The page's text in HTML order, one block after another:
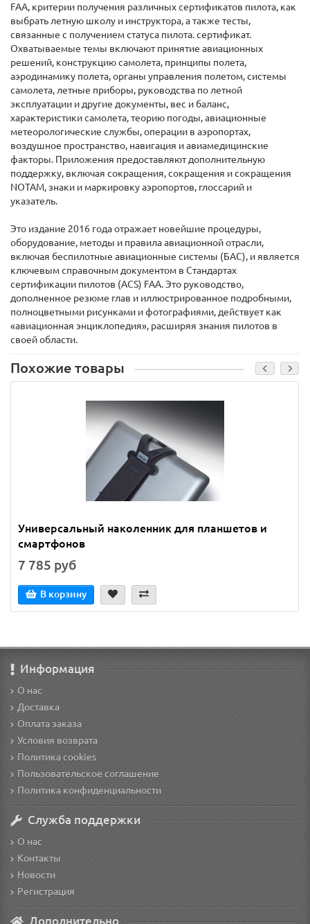
FAA, критерии получения различных сертификатов пилота, как
выбрать летную школу и инструктора, а также тесты,
связанные с получением статуса пилота. сертификат.
Охватываемые темы включают принятие авиационных
решений, конструкцию самолета, принципы полета,
аэродинамику полета, органы управления полетом, системы
самолета, летные приборы, руководства по летной
эксплуатации и другие документы, вес и баланс,
характеристики самолета, теорию погоды, авиационные
метеорологические службы, операции в аэропортах,
воздушное пространство, навигация и авиамедицинские
факторы. Приложения предоставляют дополнительную
поддержку, включая сокращения, сокращения и сокращения
NOTAM, знаки и маркировку аэропортов, глоссарий и
указатель.
Это издание 2016 года отражает новейшие процедуры,
оборудование, методы и правила авиационной отрасли,
включая беспилотные авиационные системы (БАС), и является
ключевым справочным документом в Стандартах
сертификации пилотов (ACS) FAA. Это руководство,
дополненное резюме глав и иллюстрированное подробными,
полноцветными рисунками и фотографиями, действует как
«авиационная энциклопедия», расширяя знания пилотов в
своей области.
Похожие товары
Универсальный наколенник для планшетов и
смартфонов
7 785 руб
В корзину
Информация
О нас
Доставка
Оплата заказа
Условия возврата
Политика cookies
Пользовательское соглашение
Политика конфиденциальности
Служба поддержки
О нас
Контакты
Новости
Регистрация
Дополнительно